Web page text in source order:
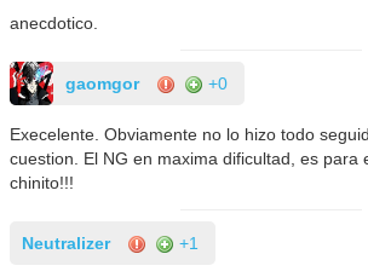
anecdotico.
gaomgor +0
Execelente. Obviamente no lo hizo todo
cuestion. El NG en maxima dificultad, es para
chinito!!!
Neutralizer +1